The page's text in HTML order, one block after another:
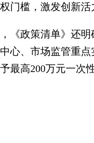
门槛，激发创新活
政策清单》还明
心、市场监管重
最高200万元一次性